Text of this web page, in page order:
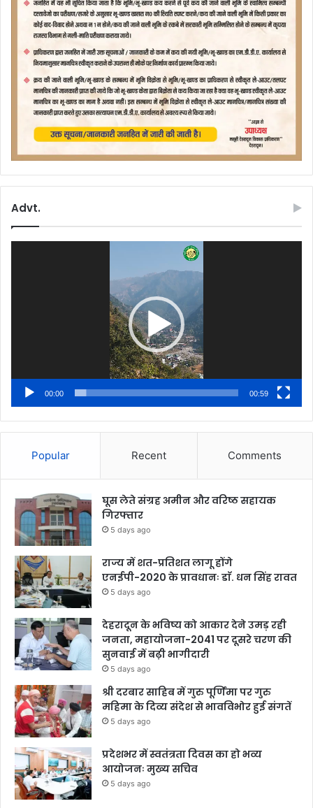
Advt.
00:00 00:59
Popular Recent Comments
घूस लेते संग्रह अमीन और वरिष्ठ सहायक
गिरफ्तार
5 days ago
राज्य में शत-प्रतिशत लागू होंगे
एनईपी-2020 के प्रावधानः डाॅ. धन सिंह रावत
5 days ago
देहरादून के भविष्य को आकार देने उमड़ रही
जनता, महायोजना-2041 पर दूसरे चरण की
सुनवाई में बढ़ी भागीदारी
5 days ago
श्री दरबार साहिब में गुरु पूर्णिमा पर गुरु
महिमा के दिव्य संदेश से भावविभोर हुई संगतें
5 days ago
प्रदेशभर में स्वतंत्रता दिवस का हो भव्य
आयोजनः मुख्य सचिव
5 days ago